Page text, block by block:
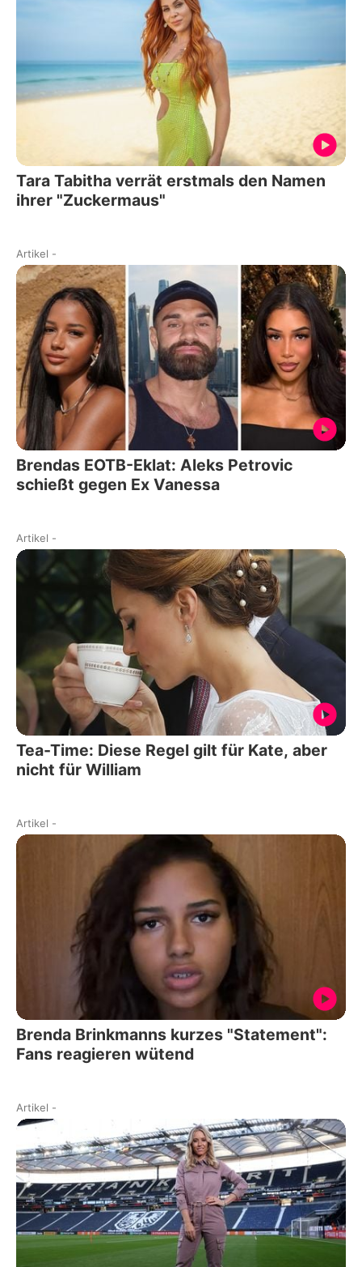
Tara Tabitha verrät erstmals den Namen
ihrer "Zuckermaus"
Artikel -
Brendas EOTB-Eklat: Aleks Petrovic
schießt gegen Ex Vanessa
Artikel -
Tea-Time: Diese Regel gilt für Kate, aber
nicht für William
Artikel -
Brenda Brinkmanns kurzes "Statement":
Fans reagieren wütend
Artikel -